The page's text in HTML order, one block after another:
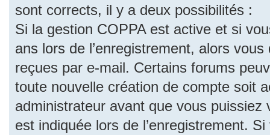
sont corrects, il y a deux possibilités :
Si la gestion COPPA est active et si
ans lors de l’enregistrement, alors
reçues par e-mail. Certains forums
toute nouvelle création de compte soit
administrateur avant que vous
est indiquée lors de l’enregistrement.